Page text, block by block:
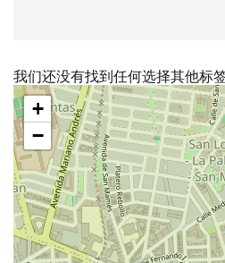
我们还没有找到任何选择其他标
跳
过
地
图
+
−